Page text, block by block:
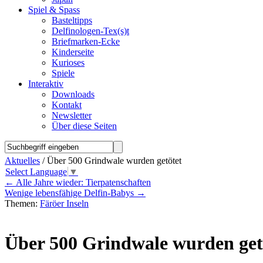
Spiel & Spass
Basteltipps
Delfinologen-Tex(s)t
Briefmarken-Ecke
Kinderseite
Kurioses
Spiele
Interaktiv
Downloads
Kontakt
Newsletter
Über diese Seiten
Aktuelles / Über 500 Grindwale wurden getötet
Select Language ▼
← Alle Jahre wieder: Tierpatenschaften
Wenige lebensfähige Delfin-Babys →
Themen: Färöer Inseln
Über 500 Grindwale wurden